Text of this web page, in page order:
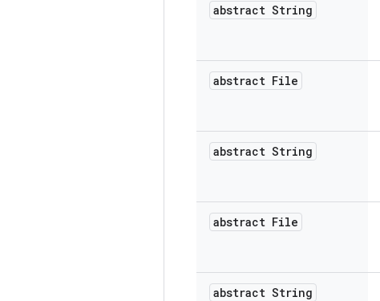
abstract String
abstract File
abstract String
abstract File
abstract String